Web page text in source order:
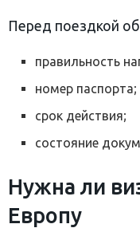
Перед поездкой
правильность
номер паспорта;
срок действия;
состояние
Нужна ли
Европу